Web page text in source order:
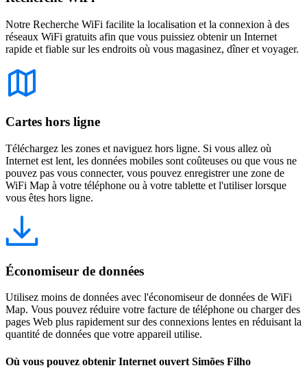
Notre Recherche WiFi facilite la localisation et la connexion à des
réseaux WiFi gratuits afin que vous puissiez obtenir un Internet
rapide et fiable sur les endroits où vous magasinez, dîner et voyager.
Cartes hors ligne
Téléchargez les zones et naviguez hors ligne. Si vous allez où
Internet est lent, les données mobiles sont coûteuses ou que vous ne
pouvez pas vous connecter, vous pouvez enregistrer une zone de
WiFi Map à votre téléphone ou à votre tablette et l'utiliser lorsque
vous êtes hors ligne.
Économiseur de données
Utilisez moins de données avec l'économiseur de données de WiFi
Map. Vous pouvez réduire votre facture de téléphone ou charger des
pages Web plus rapidement sur des connexions lentes en réduisant la
quantité de données que votre appareil utilise.
Où vous pouvez obtenir Internet ouvert Simões Filho